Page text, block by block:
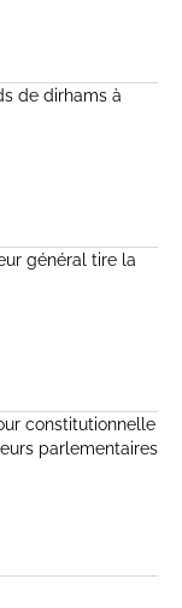
de dirhams à
général tire la
constitutionnelle
parlementaires